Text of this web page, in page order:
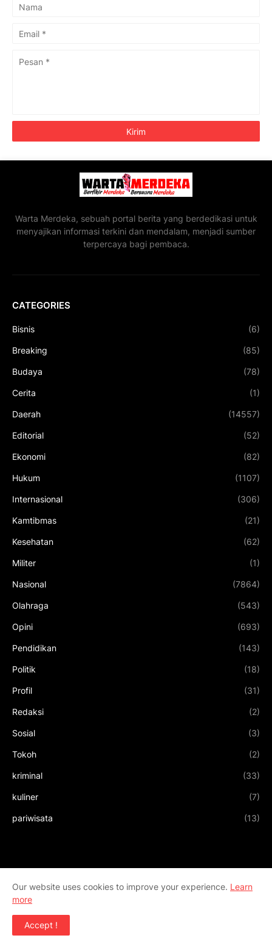
Warta Merdeka, sebuah portal berita yang berdedikasi untuk
menyajikan informasi terkini dan mendalam, menjadi sumber
terpercaya bagi pembaca.
CATEGORIES
Bisnis (6)
Breaking (85)
Budaya (78)
Cerita (1)
Daerah (14557)
Editorial (52)
Ekonomi (82)
Hukum (1107)
Internasional (306)
Kamtibmas (21)
Kesehatan (62)
Militer (1)
Nasional (7864)
Olahraga (543)
Opini (693)
Pendidikan (143)
Politik (18)
Profil (31)
Redaksi (2)
Sosial (3)
Tokoh (2)
kriminal (33)
kuliner (7)
pariwisata (13)
Our website uses cookies to improve your experience. Learn
more
Accept !